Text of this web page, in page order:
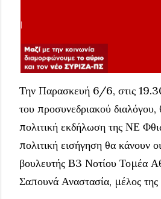
Την Παρασκευή 6/6, στις
του προσυνεδριακού
πολιτική εκδήλωση της ΝΕ
πολιτική εισήγηση θα κάνουν
βουλευτής Β3 Νοτίου Τομέα
Σαπουνά Αναστασία, μέλος